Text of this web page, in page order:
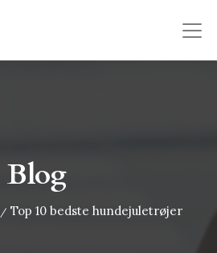
Blog
/ Top 10 bedste hundejuletrøjer